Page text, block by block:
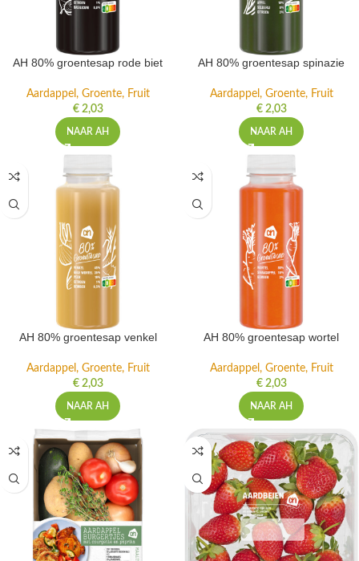
AH 80% groentesap rode biet
Aardappel, Groente, Fruit
€2,03
NAAR AH
AH 80% groentesap spinazie
Aardappel, Groente, Fruit
€2,03
NAAR AH
AH 80% groentesap venkel
Aardappel, Groente, Fruit
€2,03
NAAR AH
AH 80% groentesap wortel
Aardappel, Groente, Fruit
€2,03
NAAR AH